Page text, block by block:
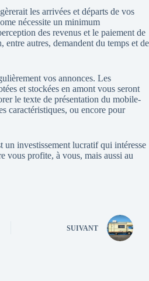
les arrivées et départs de vos
nécessite un minimum
des revenus et le paiement de
entre autres, demandent du temps et de
vos annonces. Les
et stockées en amont vous seront
le texte de présentation du mobile-
caractéristiques, ou encore pour
investissement lucratif qui intéresse
vous profite, à vous, mais aussi au
SUIVANT